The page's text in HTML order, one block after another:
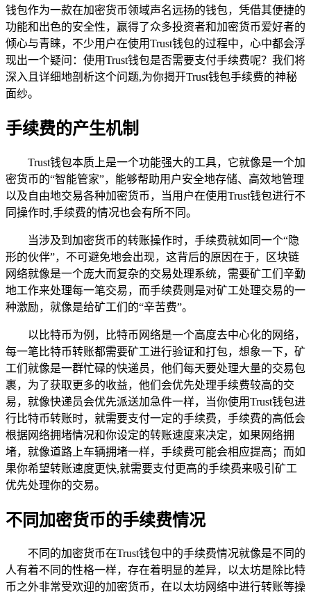
钱包作为一款在加密货币领域声名远扬的钱包，凭借其便捷的
功能和出色的安全性，赢得了众多投资者和加密货币爱好者的
倾心与青睐，不少用户在使用Trust钱包的过程中，心中都会浮
现出一个疑问：使用Trust钱包是否需要支付手续费呢？我们将
深入且详细地剖析这个问题,为你揭开Trust钱包手续费的神秘
面纱。
手续费的产生机制
Trust钱包本质上是一个功能强大的工具，它就像是一个加
密货币的“智能管家”，能够帮助用户安全地存储、高效地管理
以及自由地交易各种加密货币，当用户在使用Trust钱包进行不
同操作时,手续费的情况也会有所不同。
当涉及到加密货币的转账操作时，手续费就如同一个“隐
形的伙伴”，不可避免地会出现，这背后的原因在于，区块链
网络就像是一个庞大而复杂的交易处理系统，需要矿工们辛勤
地工作来处理每一笔交易，而手续费则是对矿工处理交易的一
种激励，就像是给矿工们的“辛苦费”。
以比特币为例，比特币网络是一个高度去中心化的网络，
每一笔比特币转账都需要矿工进行验证和打包，想象一下，矿
工们就像是一群忙碌的快递员，他们每天要处理大量的交易包
裹，为了获取更多的收益，他们会优先处理手续费较高的交
易，就像快递员会优先派送加急件一样，当你使用Trust钱包进
行比特币转账时，就需要支付一定的手续费，手续费的高低会
根据网络拥堵情况和你设定的转账速度来决定，如果网络拥
堵，就像道路上车辆拥堵一样，手续费可能会相应提高；而如
果你希望转账速度更快,就需要支付更高的手续费来吸引矿工
优先处理你的交易。
不同加密货币的手续费情况
不同的加密货币在Trust钱包中的手续费情况就像是不同的
人有着不同的性格一样，存在着明显的差异，以太坊是除比特
币之外非常受欢迎的加密货币，在以太坊网络中进行转账等操